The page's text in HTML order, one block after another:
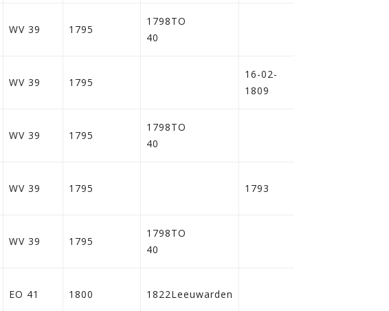
WV 39 1795
1798TO
40
WV 39 1795
16-02-
1809
WV 39 1795
1798TO
40
WV 39 1795 1793
WV 39 1795
1798TO
40
EO 41 1800 1822Leeuwarden